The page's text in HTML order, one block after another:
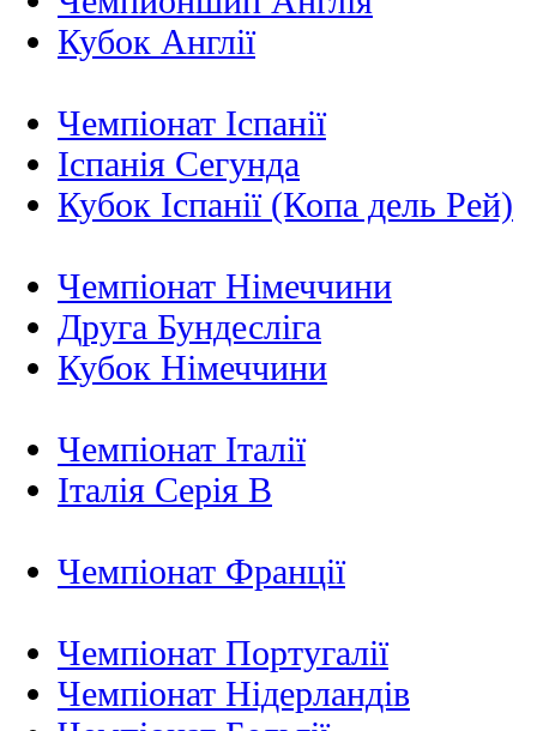
Кубок Англії
Чемпіонат Іспанії
Іспанія Сегунда
Кубок Іспанії (Копа дель Рей)
Чемпіонат Німеччини
Друга Бундесліга
Кубок Німеччини
Чемпіонат Італії
Італія Серія B
Чемпіонат Франції
Чемпіонат Португалії
Чемпіонат Нідерландiв